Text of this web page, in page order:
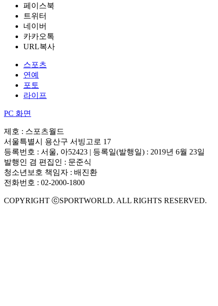
페이스북
트위터
네이버
카카오톡
URL복사
스포츠
연예
포토
라이프
PC 화면
제호 : 스포츠월드
서울특별시 용산구 서빙고로 17
등록번호 : 서울, 아52423 | 등록일(발행일) : 2019년 6월 23일
발행인 겸 편집인 : 문준식
청소년보호 책임자 : 배진환
전화번호 : 02-2000-1800
COPYRIGHT ⓒSPORTWORLD. ALL RIGHTS RESERVED.